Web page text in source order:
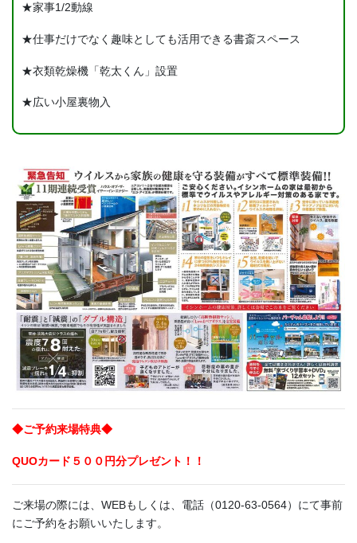
★家事1/2動線
★仕事だけでなく趣味としても活用できる書斎スペース
★衣類乾燥機「乾太くん」設置
★広い小屋裏物入
◆ご予約来場特典◆
QUOカード５００円分プレゼント！！
ご来場の際には、WEBもしくは、電話（0120-63-0564）にて事前
にご予約をお願いいたします。